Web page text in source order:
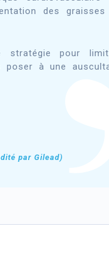
des
stratégie pour
poser à une
par Gilead)